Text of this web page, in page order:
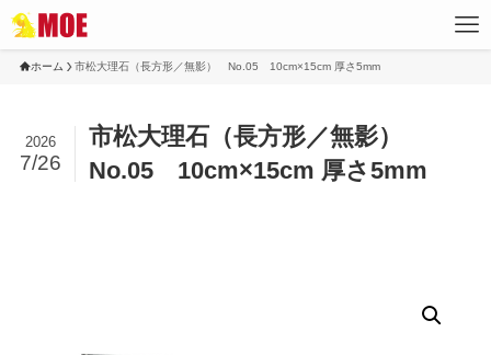
ホーム 市松大理石（長方形／無影） No.05 10cm×15cm 厚さ5mm
市松大理石（長方形／無影）
No.05 10cm×15cm 厚さ5mm
2026
7/26